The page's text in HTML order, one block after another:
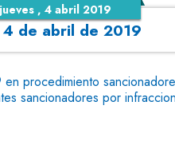
de abril de 2019
jueves , 4 abril 2019
procedimiento
sancionadores por